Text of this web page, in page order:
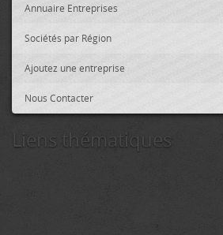
Annuaire Entreprises
Sociétés par Région
Ajoutez une entreprise
Nous Contacter
Liens thématiques